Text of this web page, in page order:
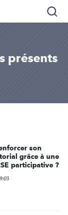
présents
son
grâce à une
participative ?